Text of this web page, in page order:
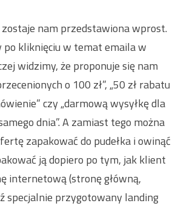
nam przedstawiona wprost.
po kliknięciu w temat emaila w
widzimy, że proponuje się nam
o 100 zł”, „50 zł rabatu
czy „darmową wysyłkę dla
dnia”. A zamiast tego można
zapakować do pudełka i owinąć
ją dopiero po tym, jak klient
internetową (stronę główną,
specjalnie przygotowany landing